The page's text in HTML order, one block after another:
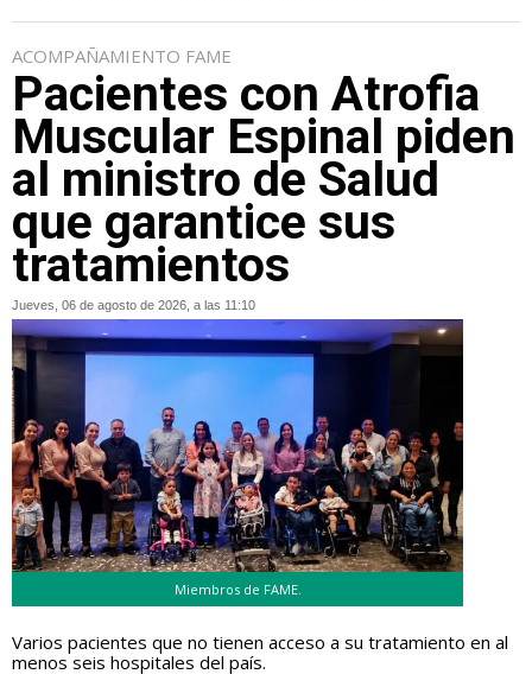
ACOMPAÑAMIENTO FAME
Pacientes con Atrofia
Muscular Espinal piden
al ministro de Salud
que garantice sus
tratamientos
Jueves, 06 de agosto de 2026, a las 11:10
Miembros de FAME.
Varios pacientes que no tienen acceso a su tratamiento en al
menos seis hospitales del país.